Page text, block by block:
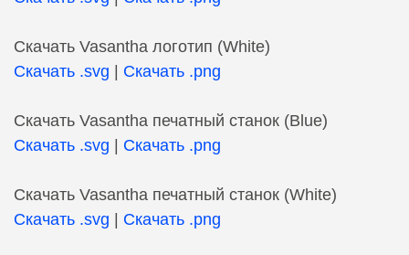
Скачать Vasantha логотип (White)
Скачать .svg | Скачать .png
Скачать Vasantha печатный станок (Blue)
Скачать .svg | Скачать .png
Скачать Vasantha печатный станок (White)
Скачать .svg | Скачать .png